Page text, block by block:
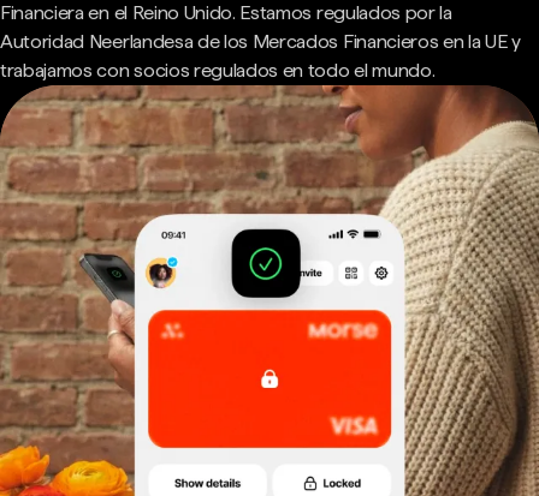
Financiera en el Reino Unido. Estamos regulados por la
Autoridad Neerlandesa de los Mercados Financieros en la UE y
trabajamos con socios regulados en todo el mundo.